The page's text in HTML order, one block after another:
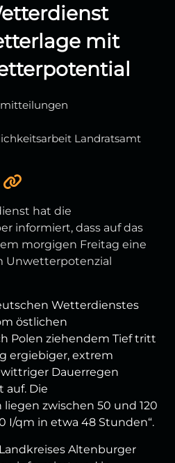
mit
Landratsamt
hat die
informiert, dass auf das
morgigen Freitag eine
Unwetterpotenzial
Wetterdienstes
östlichen
Polen ziehendem Tief tritt
ergiebiger, extrem
Dauerregen
auf. Die
zwischen 50 und 120
I/qm in etwa 48 Stunden“.
Altenburger